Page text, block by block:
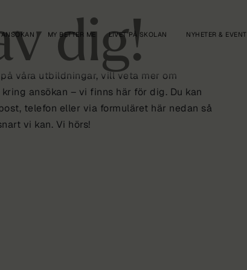
ANSÖKAN MY BETTER ME LIVET PÅ SKOLAN NYHETER & EVENT
dig!
våra utbildningar, vill veta mer om
ansökan – vi finns här för dig. Du kan
telefon eller via formuläret här nedan så
vi kan. Vi hörs!